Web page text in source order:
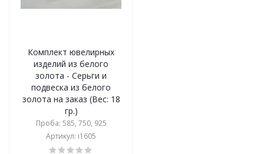
Комплект ювелирных
изделий из белого
золота - Серьги и
подвеска из белого
золота на заказ (Вес: 18
гр.)
Проба: 585, 750, 925
Артикул: i1605